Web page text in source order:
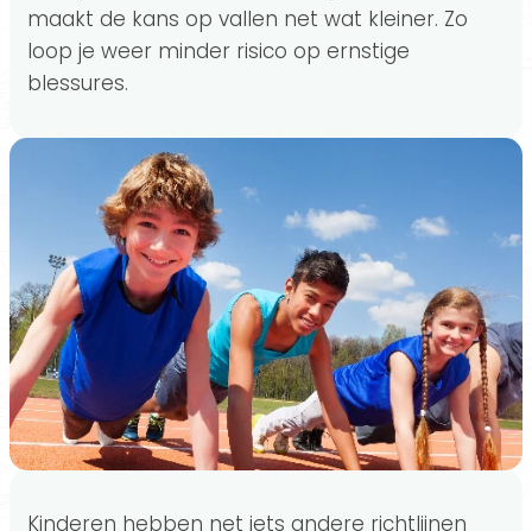
maakt de kans op vallen net wat kleiner. Zo
loop je weer minder risico op ernstige
blessures.
Kinderen hebben net iets andere richtlijnen